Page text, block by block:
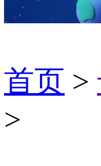
首页 >
>